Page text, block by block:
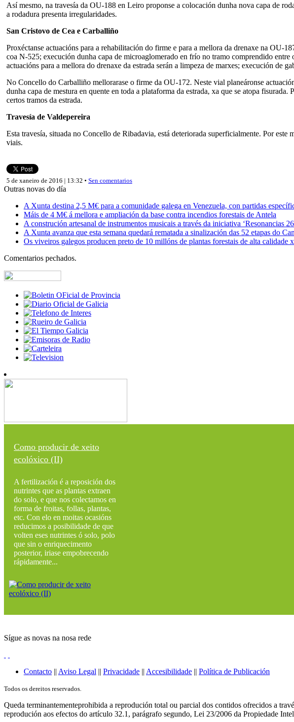
Así mesmo, na travesía da OU-188 en Leiro proponse a colocación dunha nova capa de
a rodadura presenta irregularidades.
San Cristovo de Cea e Carballiño
Proxéctanse actuacións para a rehabilitación do firme e para a mellora da drenaxe na OU-
coa N-525; execución dunha capa de microaglomerado en frío no tramo comprendido
actuacións para a mellora do drenaxe da estrada serán a limpeza de marxes; execución de
No Concello do Carballiño mellorarase o firme da OU-172. Neste vial planeáronse
dunha capa de mestura en quente en toda a plataforma da estrada, xa que se atopa
certos tramos da estrada.
Travesía de Valdepereira
Esta travesía, situada no Concello de Ribadavia, está deteriorada superficialmente. Por
viais.
5 de xaneiro de 2016 | 13:32 • Sen comentarios
Outras novas do día
A Xunta destina 2,5 M€ para a comunidade galega en Venezuela, con partidas
Máis de 4 M€ á mellora e ampliación da base contra incendios forestais de Antela
A construción artesanal de instrumentos musicais a través da iniciativa ‘Resonancias
A Xunta avanza que esta semana quedará rematada a sinalización das 52 etapas do
Os viveiros galegos producen preto de 10 millóns de plantas forestais de alta calidade
Comentarios pechados.
Como producir de xeito
ecolóxico (II)
A fertilización é a reposición dos
nutrintes que as plantas extraen
do solo, e que nos colectamos en
forma de froitas, follas, plantas,
etc. Con elo en moitas ocasións
reducimos a posibilidade de que
volten eses nutrintes ó solo, polo
que sin o enriquecimento
posterior, iriase empobrecendo
rápidamente...
Sígue as novas na nosa rede
Contacto || Aviso Legal || Privacidade || Accesibilidade || Política de Publicación
Todos os dereitos reservados.
Queda terminantementeprohibida a reprodución total ou parcial dos contidos ofrecidos a
reprodución aos efectos do artículo 32.1, parágrafo segundo, Lei 23/2006 da Propiedade